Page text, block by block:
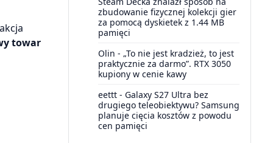
towar
zbudowanie fizycznej kolekcji gier
za pomocą dyskietek z 1.44 MB
pamięci
Olin - „To nie jest kradzież, to jest
praktycznie za darmo”. RTX 3050
kupiony w cenie kawy
eettt - Galaxy S27 Ultra bez
drugiego teleobiektywu? Samsung
planuje cięcia kosztów z powodu
cen pamięci